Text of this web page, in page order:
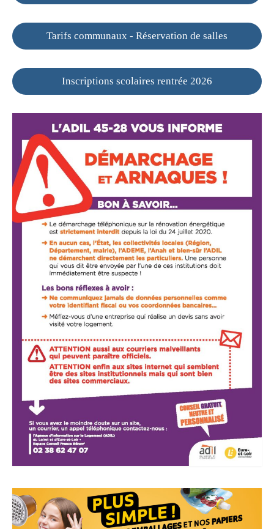
Tarifs communaux - Réservation de salles
Inscriptions scolaires rentrée 2026